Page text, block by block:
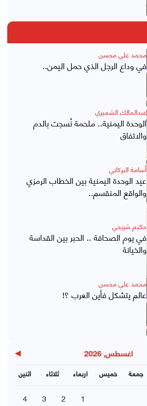
محمد علي محسن
في وداع الرجل الذي حمل اليمن..
عبدالمالك الشميري
الوحدة اليمنية.. ملحمة نُسجت بالدم
والاتفاق
أسامة البركاني
عيد الوحدة اليمنية بين الخطاب الرمزي
والواقع المنقسم..
حكيم شريحي
في يوم الصحافة .. الحبر بين القداسة
والخيانة
محمد علي محسن
عالم يتشكل فأين العرب ؟!
اغسطس, 2026 ▶
اثنين ثلاثاء اربعاء خميس جمعة
1
2
3
4